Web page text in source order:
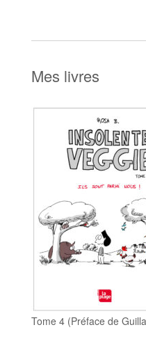
e
c
Mes livres
Tome 4 (Préface de